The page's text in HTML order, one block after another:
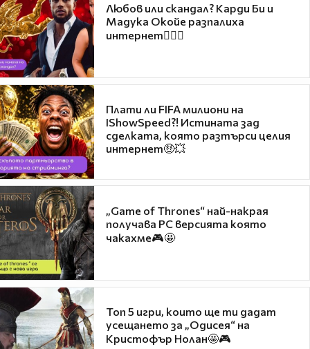
Любов или скандал? Карди Би и
Мадука Окойе разпалиха
интернет❤️‍🔥🔥
Плати ли FIFA милиони на
IShowSpeed?! Истината зад
сделката, която разтърси целия
интернет🤑💥
„Game of Thrones“ най-накрая
получава PC версията която
чакахме🎮🤩
Топ 5 игри, които ще ти дадат
усещането за „Одисея“ на
Кристофър Нолан🤩🎮